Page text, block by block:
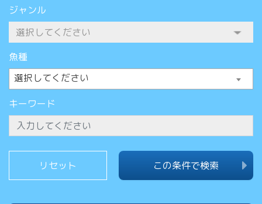
ジャンル
魚種
選択してください
キーワード
この条件で検索